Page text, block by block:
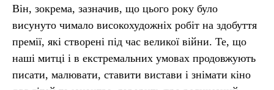
Він, зокрема, зазначив, що цього року було
висунуто чимало високохудожніх робіт на здобуття
премії, які створені під час великої війни. Те, що
наші митці і в екстремальних умовах продовжують
писати, малювати, ставити вистави і знімати кіно